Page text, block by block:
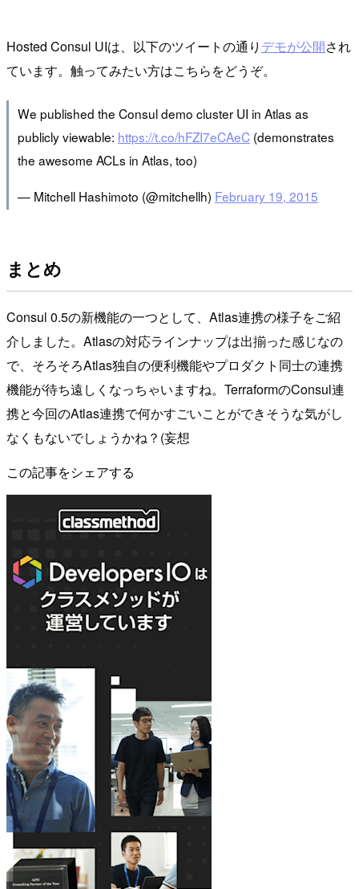
Hosted Consul UIは、以下のツイートの通り デモが公開され
ています。触ってみたい方はこちらをどうぞ。
We published the Consul demo cluster UI in Atlas as
publicly viewable: https://t.co/hFZI7eCAeC(demonstrates
the awesome ACLs in Atlas, too)
— Mitchell Hashimoto (@mitchellh) February 19, 2015
まとめ
Consul 0.5の新機能の一つとして、Atlas連携の様子をご紹
介しました。Atlasの対応ラインナップは出揃った感じなの
で、そろそろAtlas独自の便利機能やプロダクト同士の連携
機能が待ち遠しくなっちゃいますね。TerraformのConsul連
携と今回のAtlas連携で何かすごいことができそうな気がし
なくもないでしょうかね？(妄想
この記事をシェアする